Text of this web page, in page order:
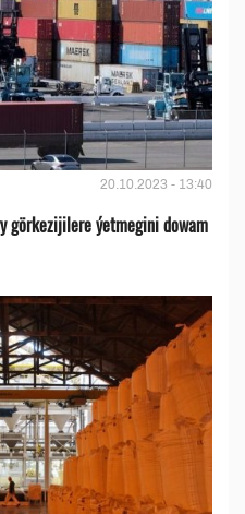
20.10.2023 - 13:40
görkezijilere ýetmegini dowam